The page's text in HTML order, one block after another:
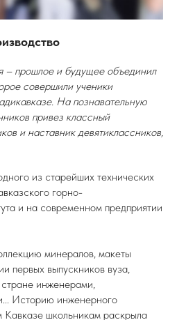
– прошлое и будущее объединил
совершили ученики
На познавательную
привез классный
и наставник девятиклассников,
из старейших технических
горно-
и на современном предприятии
минералов, макеты
первых выпускников вуза,
инженерами,
Историю инженерного
школьникам раскрыла